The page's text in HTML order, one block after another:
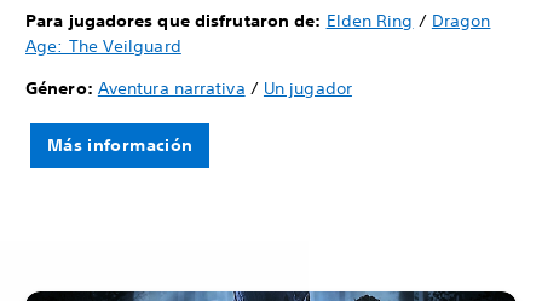
Para jugadores que disfrutaron de: Elden Ring / Dragon
Age: The Veilguard
Género: Aventura narrativa / Un jugador
Más información